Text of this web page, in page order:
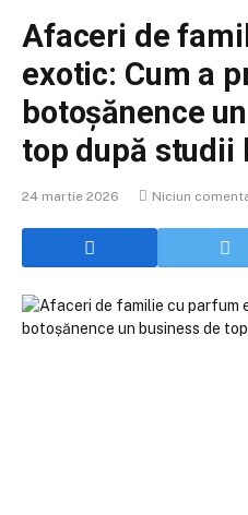
Afaceri de
exotic: Cum a
botoșănence
top după studii
24 martie 2026 Niciun